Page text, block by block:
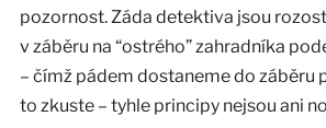
pozornost. Záda detektiva jsou
v záběru na “ostrého” zahradníka
– čímž pádem dostaneme do záběru
to zkuste – tyhle principy nejsou ani